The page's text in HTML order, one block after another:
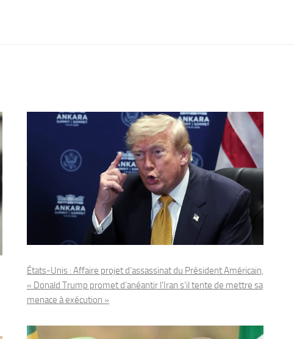
États-Unis : Affaire projet d’assassinat du Président Américain,
« Donald Trump promet d’anéantir l’Iran s’il tente de mettre sa
menace à exécution »